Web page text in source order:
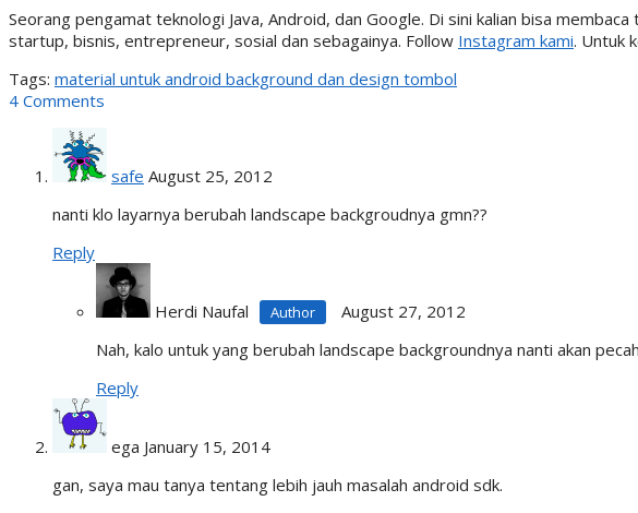
Seorang pengamat teknologi Java, Android, dan Google. Di sini kalian bisa
startup, bisnis, entrepreneur, sosial dan sebagainya. Follow Instagram kami. Untuk
Tags: material untuk android background dan design tombol
4 Comments
safe August 25, 2012
nanti klo layarnya berubah landscape backgroudnya gmn??
Reply
Herdi Naufal
August 27, 2012
Nah, kalo untuk yang berubah landscape backgroundnya nanti akan
Reply
ega January 15, 2014
gan, saya mau tanya tentang lebih jauh masalah android sdk.